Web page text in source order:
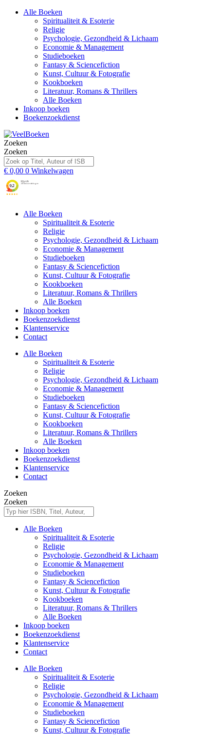
Alle Boeken
Spiritualiteit & Esoterie
Religie
Psychologie, Gezondheid & Lichaam
Economie & Management
Studieboeken
Fantasy & Sciencefiction
Kunst, Cultuur & Fotografie
Kookboeken
Literatuur, Romans & Thrillers
Alle Boeken
Inkoop boeken
Boekenzoekdienst
Zoeken
Zoeken
€ 0,00 0 Winkelwagen
Alle Boeken
Spiritualiteit & Esoterie
Religie
Psychologie, Gezondheid & Lichaam
Economie & Management
Studieboeken
Fantasy & Sciencefiction
Kunst, Cultuur & Fotografie
Kookboeken
Literatuur, Romans & Thrillers
Alle Boeken
Inkoop boeken
Boekenzoekdienst
Klantenservice
Contact
Alle Boeken
Spiritualiteit & Esoterie
Religie
Psychologie, Gezondheid & Lichaam
Economie & Management
Studieboeken
Fantasy & Sciencefiction
Kunst, Cultuur & Fotografie
Kookboeken
Literatuur, Romans & Thrillers
Alle Boeken
Inkoop boeken
Boekenzoekdienst
Klantenservice
Contact
Zoeken
Zoeken
Alle Boeken
Spiritualiteit & Esoterie
Religie
Psychologie, Gezondheid & Lichaam
Economie & Management
Studieboeken
Fantasy & Sciencefiction
Kunst, Cultuur & Fotografie
Kookboeken
Literatuur, Romans & Thrillers
Alle Boeken
Inkoop boeken
Boekenzoekdienst
Klantenservice
Contact
Alle Boeken
Spiritualiteit & Esoterie
Religie
Psychologie, Gezondheid & Lichaam
Economie & Management
Studieboeken
Fantasy & Sciencefiction
Kunst, Cultuur & Fotografie